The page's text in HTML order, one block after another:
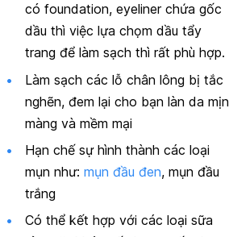
có foundation, eyeliner chứa gốc
dầu thì việc lựa chọm dầu tẩy
trang để làm sạch thì rất phù hợp.
Làm sạch các lỗ chân lông bị tắc
nghẽn, đem lại cho bạn làn da mịn
màng và mềm mại
Hạn chế sự hình thành các loại
mụn như: mụn đầu đen, mụn đầu
trắng
Có thể kết hợp với các loại sữa